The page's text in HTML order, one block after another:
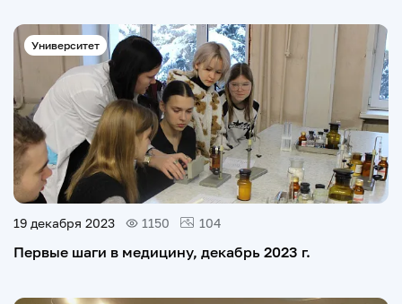
Университет
19 декабря 2023 1150 104
Первые шаги в медицину, декабрь 2023 г.